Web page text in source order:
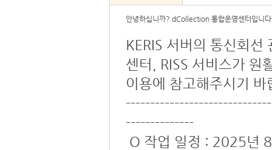
안녕하십니까? dCollection 통합운영센터입니
KERIS 서버의 통신회
센터, RISS 서비스가 원
이용에 참고해주시기 바
--------------
O 작업 일정 : 2025년